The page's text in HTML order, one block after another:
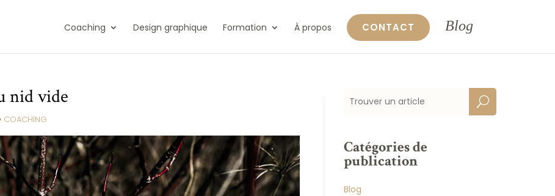
Coaching Design graphique Formation À propos CONTACT Blog
nid vide
COACHING
Catégories de
publication
Blog